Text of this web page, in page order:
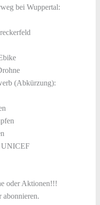
bei Wuppertal:
(Abkürzung):
oder Aktionen!!!